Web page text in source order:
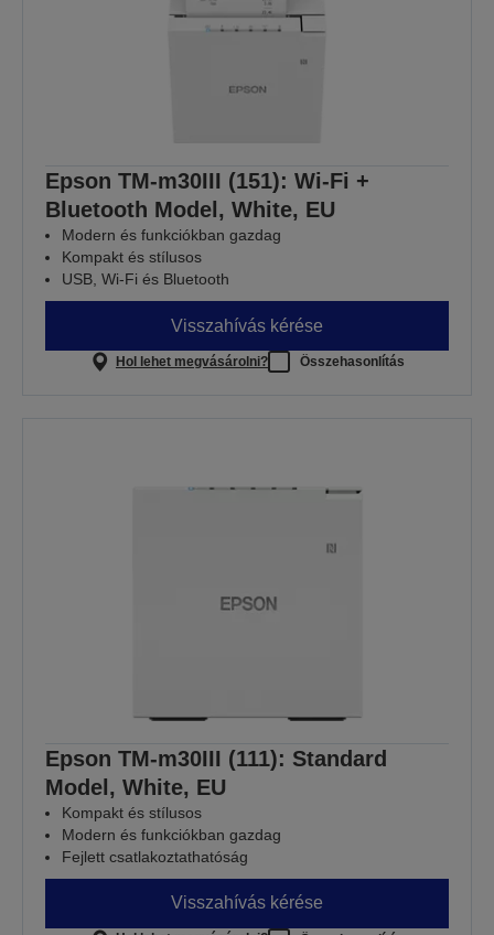
Epson TM-m30III (151): Wi-Fi +
Bluetooth Model, White, EU
Modern és funkciókban gazdag
Kompakt és stílusos
USB, Wi-Fi és Bluetooth
Visszahívás kérése
Hol lehet megvásárolni? Összehasonlítás
Epson TM-m30III (111): Standard
Model, White, EU
Kompakt és stílusos
Modern és funkciókban gazdag
Fejlett csatlakoztathatóság
Visszahívás kérése